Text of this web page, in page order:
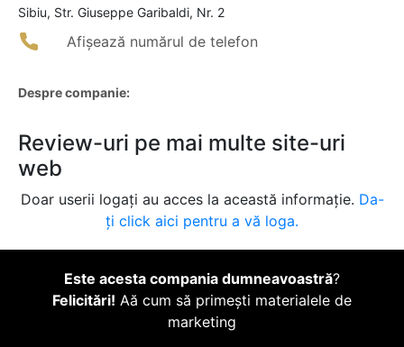
Sibiu, Str. Giuseppe Garibaldi, Nr. 2
Afișează numărul de telefon
Despre companie:
Review-uri pe mai multe site-uri
web
Doar userii logați au acces la această informație. Da-
ți click aici pentru a vă loga.
Este acesta compania dumneavoastră?
Felicitări! Aă cum să primești materialele de
marketing